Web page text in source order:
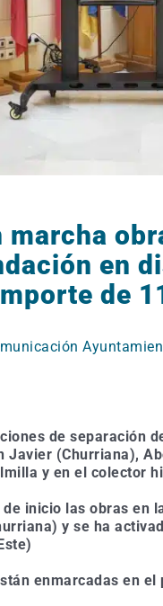
marcha
en
de
de separación
Javier (Churriana),
y en el colector
inicio las obras en
y se ha
enmarcadas en